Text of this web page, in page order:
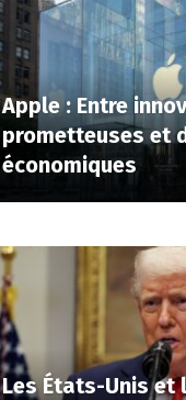
Apple : Entre
prometteuses et
économiques
Les États-Unis et